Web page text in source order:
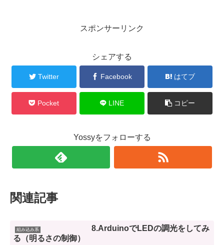
スポンサーリンク
シェアする
Twitter Facebook はてブ
Pocket LINE コピー
Yossyをフォローする
関連記事
組み込み系
8.ArduinoでLEDの調光をしてみ
る（明るさの制御）